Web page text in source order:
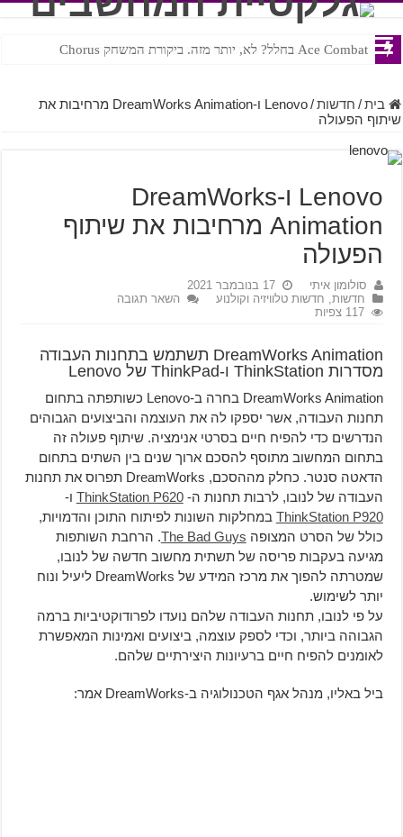
Ace Combat בחלל? לא, יותר מזה. ביקורת המשחק Chorus
Steven Universe והשירים שתורגמו בצורה נוראית לעברית
בית / חדשות /
Lenovo ו-DreamWorks Animation מרחיבות את
שיתוף הפעולה
Lenovo ו-DreamWorks
Animation מרחיבות את שיתוף
הפעולה
סולומון איתי
17 בנובמבר 2021
חדשות, חדשות טלוויזיה וקולנוע
השאר תגובה
117 צפיות
DreamWorks Animation תשתמש בתחנות העבודה
מסדרות ThinkStation ו-ThinkPad של Lenovo
DreamWorks Animation בחרה ב-Lenovo כשותפתה בתחום
תחנות העבודה, אשר יספקו לה את העוצמה והביצועים הגבוהים
הנדרשים כדי להפיח חיים בסרטי אנימציה. שיתוף פעולה זה
בתחום המחשוב מתוסף להסכם ארוך שנים בין השתים בתחום
הדאטה סנטר. כחלק מההסכם, DreamWorks תפרוס את תחנות
העבודה של לנובו, לרבות תחנות ה- ThinkStation P620ו-
ThinkStation P920במחלקות השונות לפיתוח התוכן והדמויות,
כולל של הסרט המצופה The Bad Guys. הרחבת השותפות
מגיעה בעקבות פריסה של תשתית מחשוב חדשה של לנובו,
שמטרתה להפוך את מרכז המידע של DreamWorks ליעיל ונוח
יותר לשימוש.
על פי לנובו, תחנות העבודה שלהם נועדו לפרודוקטיביות ברמה
הגבוהה ביותר, וכדי לספק עוצמה, ביצועים ואמינות המאפשרת
לאומנים להפיח חיים ברעיונות היצירתיים שלהם.
ביל באליו, מנהל אגף הטכנולוגיה ב-DreamWorks אמר: